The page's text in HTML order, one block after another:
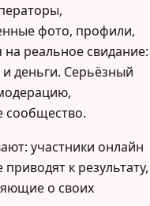
фото, профили,
на реальное свидание:
деньги. Серьёзный
участники онлайн
к результату,
о своих